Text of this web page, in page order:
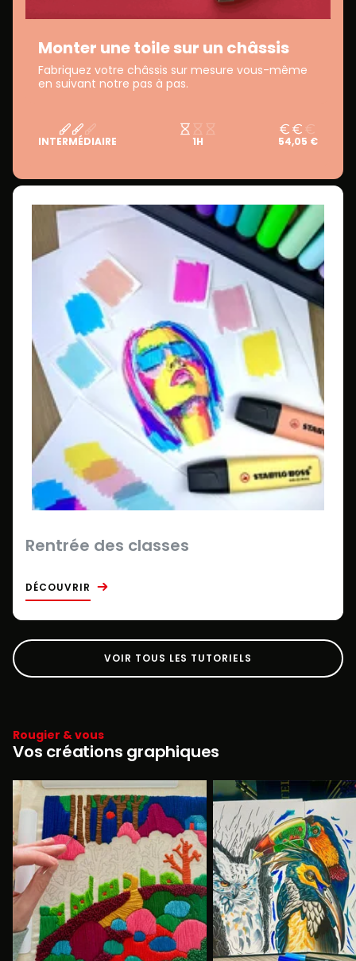
Monter une toile sur un châssis
Fabriquez votre châssis sur mesure vous-même
en suivant notre pas à pas.
INTERMÉDIAIRE 1H 54,05 €
Rentrée des classes
DÉCOUVRIR
VOIR TOUS LES TUTORIELS
Rougier & vous
Vos créations graphiques